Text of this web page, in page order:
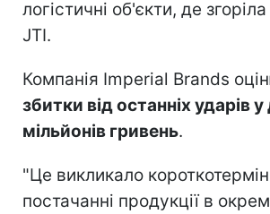
логістичні об'єкти, де
JTI.
Компанія Imperial Brands
збитки від останніх ударів
мільйонів гривень.
"Це викликало
постачанні продукції в